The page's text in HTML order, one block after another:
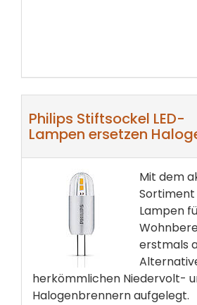
Philips Stiftsockel LED-
Lampen ersetzen
Mit dem
Sortiment
Lampen
erstmals
herkömmlichen Niedervolt-
Halogenbrennern aufgelegt.